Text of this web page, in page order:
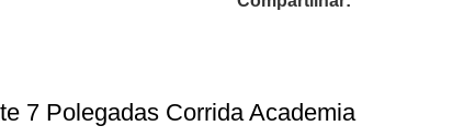
7 Polegadas Corrida Academia